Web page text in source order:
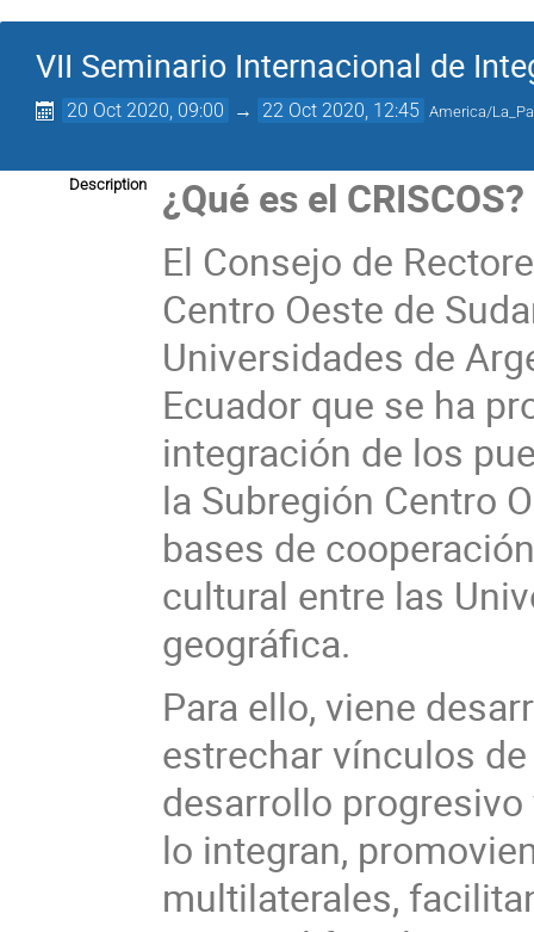
VII Seminario Internacional de
20 Oct 2020, 09:00 → 22 Oct 2020, 12:45 America/
Description
¿Qué es el CRISCOS?
El Consejo de
Centro Oeste de
Universidades de
Ecuador que se ha
integración de los
la Subregión Centro
bases de
cultural entre las
geográfica.
Para ello, viene
estrechar vínculos
desarrollo
lo integran,
multilaterales,